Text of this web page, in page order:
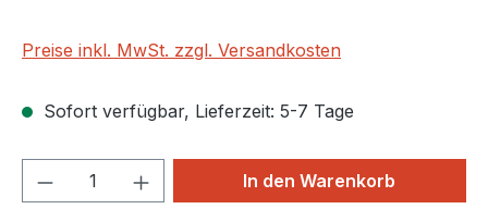
Preise inkl. MwSt. zzgl. Versandkosten
Sofort verfügbar, Lieferzeit: 5-7 Tage
Produkt Anzahl: Gib denIn den Warenkorb